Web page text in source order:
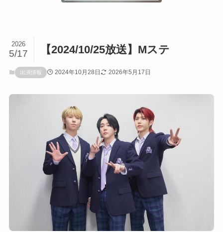
【2024/10/25放送】Mステ
2026
5/17
出演情報 2024年10月28日 2026年5月17日